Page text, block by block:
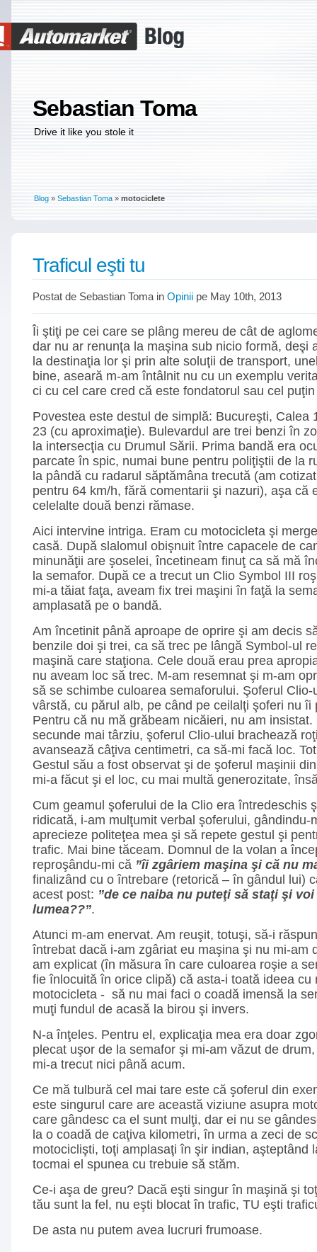
Sebastian Toma
Drive it like you stole it
Blog » Sebastian Toma » motociclete
Traficul eşti tu
Postat de Sebastian Toma in Opinii pe May 10th, 2013
Îi ştiţi pe cei care se plâng mereu de cât de
dar nu ar renunţa la maşina sub nicio formă, deşi
la destinaţia lor şi prin alte soluţii de transport,
bine, aseară m-am întâlnit nu cu un exemplu
ci cu cel care cred că este fondatorul sau cel puţin
Povestea este destul de simplă: Bucureşti, Calea
23 (cu aproximaţie). Bulevardul are trei benzi în
la intersecţia cu Drumul Sării. Prima bandă era
parcate în spic, numai bune pentru poliţiştii de la
la pândă cu radarul săptămâna trecută (am
pentru 64 km/h, fără comentarii şi nazuri), aşa că
celelalte două benzi rămase.
Aici intervine intriga. Eram cu motocicleta şi
casă. După slalomul obişnuit între capacele de
minunăţii are şoselei, încetineam finuţ ca să mă
la semafor. După ce a trecut un Clio Symbol III
mi-a tăiat faţa, aveam fix trei maşini în faţă la
amplasată pe o bandă.
Am încetinit până aproape de oprire şi am decis
benzile doi şi trei, ca să trec pe lângă Symbol-ul
maşină care staţiona. Cele două erau prea
nu aveam loc să trec. M-am resemnat şi m-am
să se schimbe culoarea semaforului. Şoferul
vârstă, cu părul alb, pe când pe ceilalţi şoferi nu îi
Pentru că nu mă grăbeam nicăieri, nu am
secunde mai târziu, şoferul Clio-ului brachează
avansează câţiva centimetri, ca să-mi facă loc.
Gestul său a fost observat şi de şoferul maşinii
mi-a făcut şi el loc, cu mai multă generozitate,
Cum geamul şoferului de la Clio era întredeschis
ridicată, i-am mulţumit verbal şoferului, gândindu-
aprecieze politeţea mea şi să repete gestul şi
trafic. Mai bine tăceam. Domnul de la volan a
reproşându-mi că ”îi zgâriem maşina şi că nu
finalizând cu o întrebare (retorică – în gândul lui)
acest post: ”de ce naiba nu puteţi să staţi şi
lumea??”.
Atunci m-am enervat. Am reuşit, totuşi, să-i
întrebat dacă i-am zgâriat eu maşina şi nu mi-am
am explicat (în măsura în care culoarea roşie a
fie înlocuită în orice clipă) că asta-i toată ideea cu
motocicleta - să nu mai faci o coadă imensă la
muţi fundul de acasă la birou şi invers.
N-a înţeles. Pentru el, explicaţia mea era doar
plecat uşor de la semafor şi mi-am văzut de
mi-a trecut nici până acum.
Ce mă tulbură cel mai tare este că şoferul din
este singurul care are această viziune asupra
care gândesc ca el sunt mulţi, dar ei nu se
la o coadă de caţiva kilometri, în urma a zeci de
motociclişti, toţi amplasaţi în şir indian, aşteptând
tocmai el spunea cu trebuie să stăm.
Ce-i aşa de greu? Dacă eşti singur în maşină şi
tău sunt la fel, nu eşti blocat în trafic, TU eşti
De asta nu putem avea lucruri frumoase.